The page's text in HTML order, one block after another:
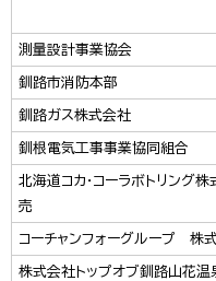
測量設計事業協会
釧路市消防本部
釧路ガス株式会社
釧根電気工事事業協同組合
北海道コカ・コーラボトリング
売
コーチャンフォーグループ 株
株式会社トップオブ釧路山花温